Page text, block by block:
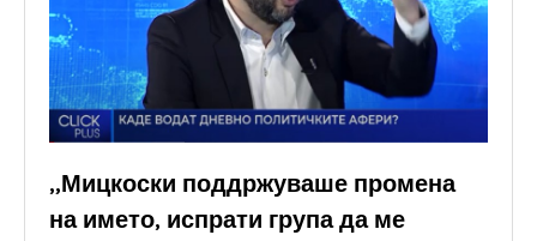
„Мицкоски поддржуваше промена
на името, испрати група да ме